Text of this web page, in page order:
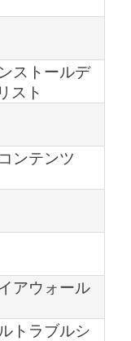
ストールデ
スト
ンテンツ
アウォール
トラブルシ